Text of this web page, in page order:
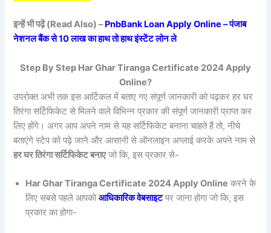
इन्हें भी पढ़ें (Read Also) –PnbBank Loan Apply Online – पंजाब
नेशनल बैंक से 10 लाख का हाथ तो हाथ इंस्टेंट लोन ले
Step By Step Har Ghar Tiranga Certificate 2024 Apply
Online?
उपरोक्त अभी तक इस आर्टिकल में बताए गए संपूर्ण जानकारी को पढ़कर हर घर
तिरंगा सर्टिफिकेट से मिलने वाले विभिन्न प्रकार की संपूर्ण जानकारी प्राप्त कर
लिए होंगे। अगर आप अपने नाम से यह सर्टिफिकेट बनाना चाहते हैं तो, नीचे
बताएंगे स्टेप को पढ़े जाने और आसानी से ऑनलाइन अप्लाई करके अपने नाम से
हर घर तिरंगा सर्टिफिकेट बनाएजो कि, इस प्रकार से-
Har Ghar Tiranga Certificate 2024 Apply Online करने के
लिए सबसे पहले आपकोआधिकारिक वेबसाइटपर जाना होगा जो कि, इस
प्रकार का होगा-